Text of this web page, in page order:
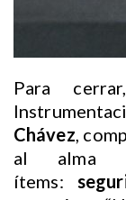
Para
Chávez,
al alma
ítems: